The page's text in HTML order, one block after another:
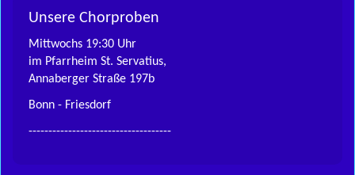
Unsere Chorproben
Mittwochs 19:30 Uhr
im Pfarrheim St. Servatius,
Annaberger Straße 197b
Bonn - Friesdorf
------------------------------------